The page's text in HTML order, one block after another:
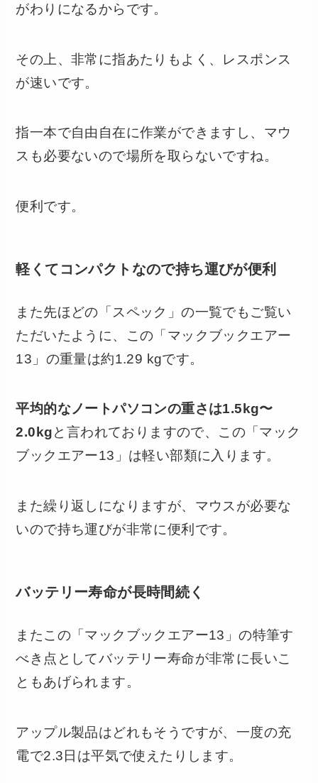
がわりになるからです。
その上、非常に指あたりもよく、レスポンス
が速いです。
指一本で自由自在に作業ができますし、マウ
スも必要ないので場所を取らないですね。
便利です。
軽くてコンパクトなので持ち運びが便利
また先ほどの「スペック」の一覧でもご覧い
ただいたように、この「マックブックエアー
13」の重量は約1.29 kgです。
平均的なノートパソコンの重さは1.5kg〜
2.0kgと言われておりますので、この「マック
ブックエアー13」は軽い部類に入ります。
また繰り返しになりますが、マウスが必要な
いので持ち運びが非常に便利です。
バッテリー寿命が長時間続く
またこの「マックブックエアー13」の特筆す
べき点としてバッテリー寿命が非常に長いこ
ともあげられます。
アップル製品はどれもそうですが、一度の充
電で2.3日は平気で使えたりします。